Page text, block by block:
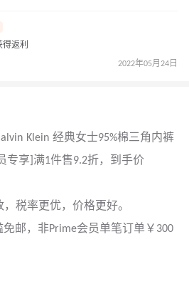
返利
2022年05月24日
Klein 经典女士95%棉三角内裤
专享]满1件售9.2折，到手价
税率更优，价格更好。
邮，非Prime会员单笔订单￥300